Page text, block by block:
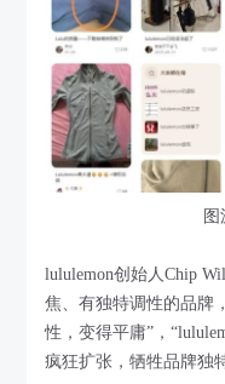
图
lululemon创始人Chip
焦、有独特调性的品牌
性，变得平庸”，
疯狂扩张，牺牲品牌独